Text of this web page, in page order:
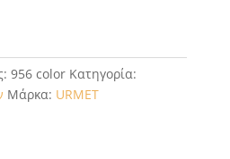
956 color Κατηγορία:
Μάρκα: URMET